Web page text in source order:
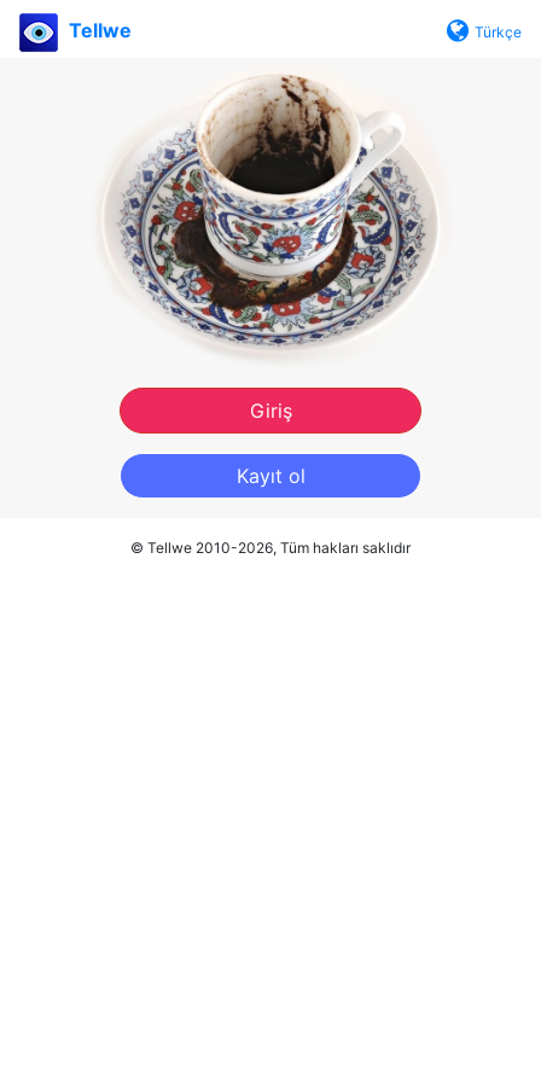
Tellwe Türkçe
Giriş
Kayıt ol
© Tellwe 2010-2026, Tüm hakları saklıdır